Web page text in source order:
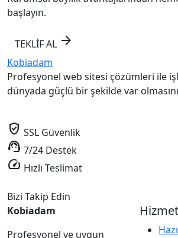
başlayın.
TEKLİF AL arrow_forward
Kobiadam
Profesyonel web sitesi çözümleri ile
dünyada güçlü bir şekilde var
verified_user SSL Güvenlik
support_agent 7/24 Destek
speed Hızlı Teslimat
Bizi Takip Edin
Kobiadam
Profesyonel ve uygun